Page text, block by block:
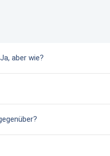
aber wie?